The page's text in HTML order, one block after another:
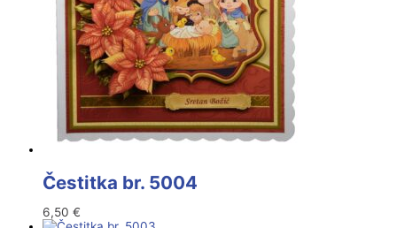
Čestitka br. 5004
6,50 €